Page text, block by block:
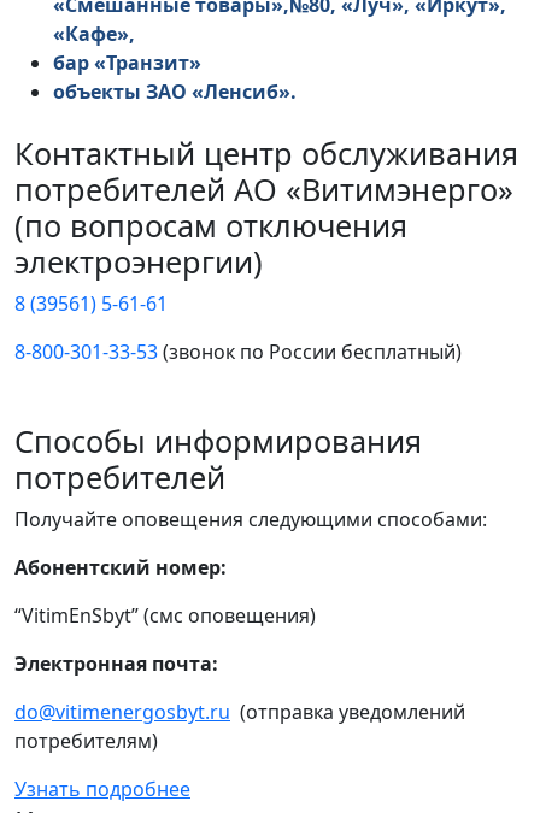
«Кафе»,
бар «Транзит»
объекты ЗАО «Ленсиб».
Контактный центр обслуживания
потребителей АО «Витимэнерго»
(по вопросам отключения
электроэнергии)
8 (39561) 5-61-61
8-800-301-33-53(звонок по России бесплатный)
Способы информирования
потребителей
Получайте оповещения следующими способами:
Абонентский номер:
“VitimEnSbyt” (смс оповещения)
Электронная почта:
do@vitimenergosbyt.ru (отправка уведомлений
потребителям)
Узнать подробнее